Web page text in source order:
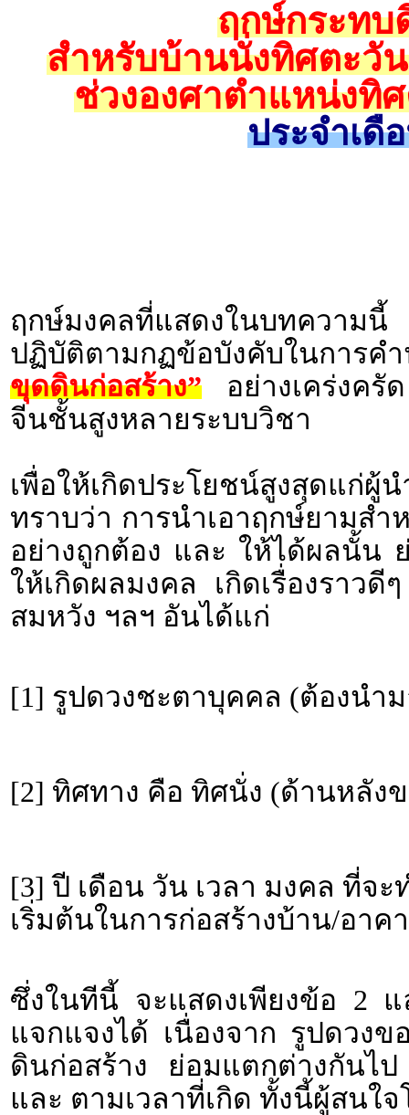
ฤกษ์กระทบ
สำหรับบ้านนั่งทิศตะวั
ช่วงองศาตำแหน่งทิศ
ประจำเดื
ฤกษ์มงคลที่แสดงในบทความ
ปฏิบัติตามกฏข้อบังคับในกา
ขุดดินก่อสร้าง” อย่างเคร่งครั
จีนชั้นสูงหลายระบบวิชา
เพื่อให้เกิดประโยชน์สูงสุดแก่
ทราบว่า การนำเอาฤกษ์ยามส
อย่างถูกต้อง และ ให้ได้ผลนั้น
ให้เกิดผลมงคล เกิดเรื่องราว
สมหวัง ฯลฯ อันได้แก่
[1] รูปดวงชะตาบุคคล (ต้องนำ
[2] ทิศทาง คือ ทิศนั่ง (ด้านหลัง
[3] ปี เดือน วัน เวลา มงคล ที่จ
เริ่มต้นในการก่อสร้างบ้าน/อาค
ซึ่งในทีนี้ จะแสดงเพียงข้อ 2
แจกแจงได้ เนื่องจาก รูปดวง
ดินก่อสร้าง ย่อมแตกต่างกันไ
และ ตามเวลาที่เกิด ทั้งนี้ผู้สนใ